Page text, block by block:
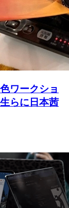
ワークショ
らに日本茜